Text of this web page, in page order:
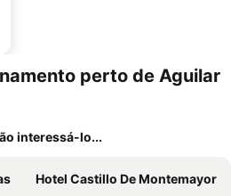
perto de Aguilar
interessá-lo...
Hotel Castillo De Montemayor